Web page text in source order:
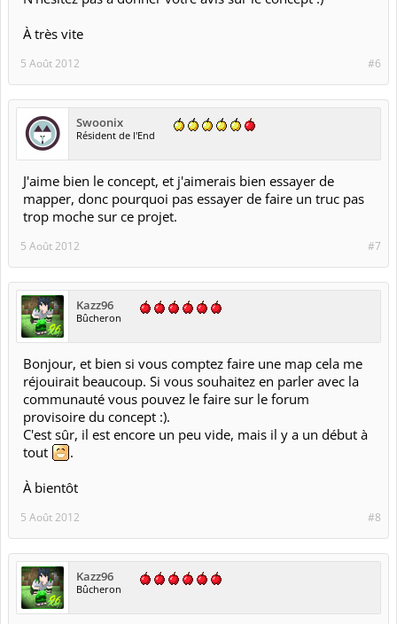
À très vite
#6
5 Août 2012
Swoonix
Résident de l'End
J'aime bien le concept, et j'aimerais bien essayer de
mapper, donc pourquoi pas essayer de faire un truc pas
trop moche sur ce projet.
#7
5 Août 2012
Kazz96
Bûcheron
Bonjour, et bien si vous comptez faire une map cela me
réjouirait beaucoup. Si vous souhaitez en parler avec la
communauté vous pouvez le faire sur le forum
provisoire du concept :).
C'est sûr, il est encore un peu vide, mais il y a un début à
tout
.
À bientôt
#8
5 Août 2012
Kazz96
Bûcheron